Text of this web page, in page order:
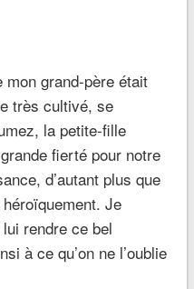
mon grand-père était
très cultivé, se
la petite-fille
fierté pour notre
d’autant plus que
Je
rendre ce bel
à ce qu’on ne l’oublie